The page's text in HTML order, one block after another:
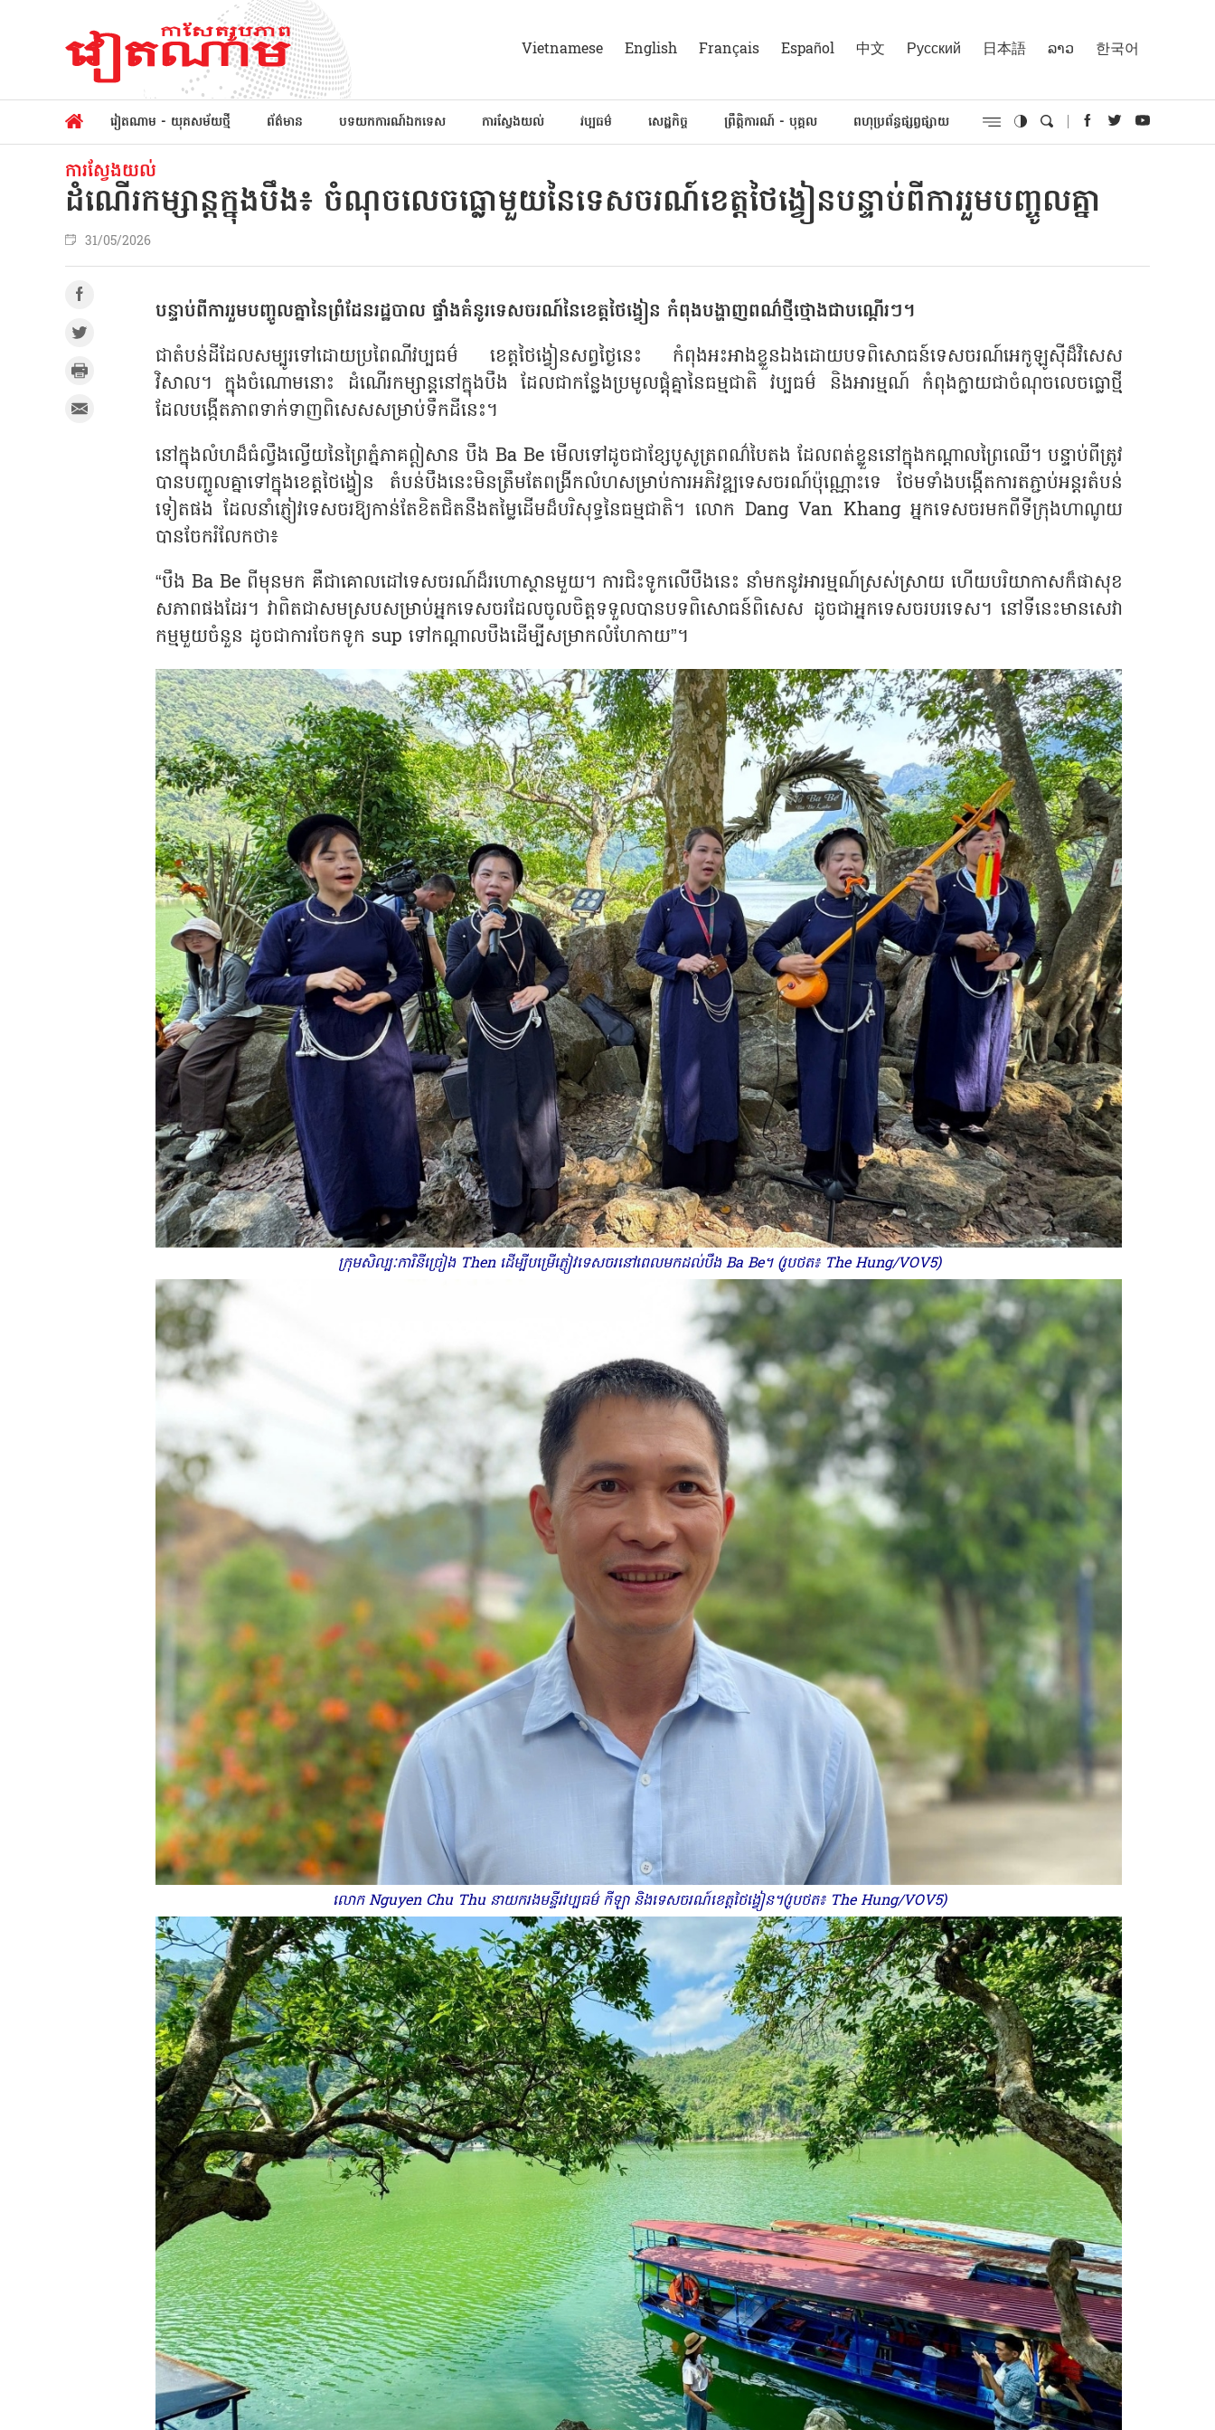
Vietnamese English Français Español 中文 Русский 日本語 ລາວ 한국어
វៀតណាម - យុគសម័យថ្មី ព័ត៌មាន បទយកការណ៍ឯកទេស ការស្វែងយល់ វប្បធម៌ សេដ្ឋកិច្ច ព្រឹត្តិការណ៍ - បុគ្គល ពហុប្រព័ន្ធផ្សព្វផ្សាយ
ការស្វែងយល់
ដំណើរកម្សាន្តក្នុងបឹង៖ ចំណុចលេចធ្លោមួយនៃទេសចរណ៍ខេត្តថៃង្វៀនបន្ទាប់ពីការរួមបញ្ចូលគ្នា
31/05/2026
បន្ទាប់ពីការរួមបញ្ចូលគ្នានៃព្រំដែនរដ្ឋបាល ផ្ទាំងគំនូរទេសចរណ៍នៃខេត្តថៃង្វៀន កំពុងបង្ហាញពណ៌ថ្មីថ្មោងជាបណ្ដើរៗ។
ជាតំបន់ដីដែលសម្បូរទៅដោយប្រពៃណីវប្បធម៌ ខេត្តថៃង្វៀនសព្វថ្ងៃនេះ កំពុងអះអាង​ខ្លួនឯងដោយបទពិសោធន៍ទេសចរណ៍អេកូឡូស៊ីដ៏វិសេស
វិសាល។ ក្នុងចំណោមនោះ ដំណើរកម្សាន្តនៅក្នុងបឹង ដែលជាកន្លែងប្រមូលផ្ដុំគ្នានៃធម្មជាតិ វប្បធម៌ និងអារម្មណ៍ កំពុងក្លាយជាចំណុចលេចធ្លោថ្មី
ដែលបង្កើតភាពទាក់ទាញពិសេសសម្រាប់ទឹកដីនេះ។
នៅក្នុងលំហដ៏ធំល្វឹងល្វើយនៃព្រៃភ្នំភាគឦសាន បឹង Ba Be មើលទៅដូចជាខ្សែបូសូត្រពណ៌បៃតង ដែលពត់ខ្លួននៅក្នុងកណ្ដាលព្រៃឈើ។ បន្ទាប់ពីត្រូវ
បានបញ្ចូលគ្នាទៅក្នុងខេត្តថៃង្វៀន តំបន់បឹងនេះមិនត្រឹមតែពង្រីកលំហសម្រាប់ការអភិវឌ្ឍទេសចរណ៍ប៉ុណ្ណោះទេ ថែមទាំងបង្កើតការតភ្ជាប់អន្តរតំបន់
ទៀតផង ដែលនាំភ្ញៀវទេសចរឱ្យកាន់តែខិតជិតនឹងតម្លៃដើមដ៏បរិសុទ្ធនៃធម្មជាតិ។ លោក Dang Van Khang អ្នកទេសចរមកពីទីក្រុងហាណូយ
បានចែករំលែកថា៖
“បឹង Ba Be ពីមុនមក គឺជាគោលដៅទេសចរណ៍ដ៏រហោស្ថានមួយ។ ការជិះទូកលើបឹងនេះ នាំមកនូវអារម្មណ៍ស្រស់ស្រាយ ហើយបរិយាកាសក៏ផាសុខ
សភាពផងដែរ។ វាពិតជាសមស្របសម្រាប់អ្នកទេសចរដែលចូលចិត្តទទួលបានបទពិសោធន៍ពិសេស ដូចជាអ្នកទេសចរបរទេស។ នៅទីនេះមានសេវា
កម្មមួយចំនួន ដូចជាការចែកទូក sup ទៅកណ្ដាលបឹងដើម្បីសម្រាកលំហែកាយ”។
ក្រុមសិល្បៈការិនីច្រៀង Then ដើម្បីបម្រើភ្ញៀវទេសចរនៅពេលមកដល់បឹង Ba Be។ (រូបថត៖ The Hung/VOV5)
លោក Nguyen Chu Thu នាយករងមន្ទីរវប្បធម៌ កីឡា និងទេសចរណ៍ខេត្តថៃង្វៀន។(រូបថត៖ The Hung/VOV5)